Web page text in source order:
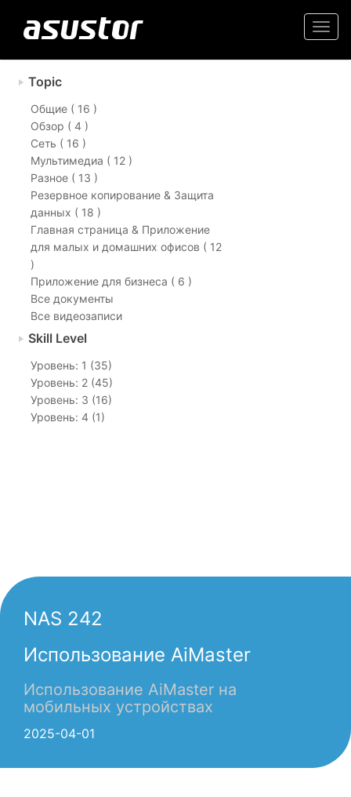
Topic
Общие ( 16 )
Обзор ( 4 )
Сеть ( 16 )
Мультимедиа ( 12 )
Разное ( 13 )
Резервное копирование & Защита
данных ( 18 )
Главная страница & Приложение
для малых и домашних офисов ( 12
)
Приложение для бизнеса ( 6 )
Все документы
Все видеозаписи
Skill Level
Уровень: 1 (35)
Уровень: 2 (45)
Уровень: 3 (16)
Уровень: 4 (1)
NAS 242
Использование AiMaster
Использование AiMaster на
мобильных устройствах
2025-04-01